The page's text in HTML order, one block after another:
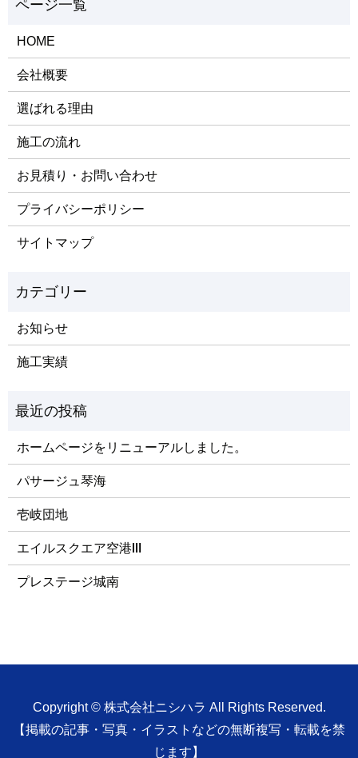
HOME
会社概要
選ばれる理由
施工の流れ
お見積り・お問い合わせ
プライバシーポリシー
サイトマップ
お知らせ
施工実績
ホームページをリニューアルしました。
パサージュ琴海
壱岐団地
エイルスクエア空港Ⅲ
プレステージ城南
Copyright © 株式会社ニシハラ All Rights Reserved.
【掲載の記事・写真・イラストなどの無断複写・転載を禁
じます】